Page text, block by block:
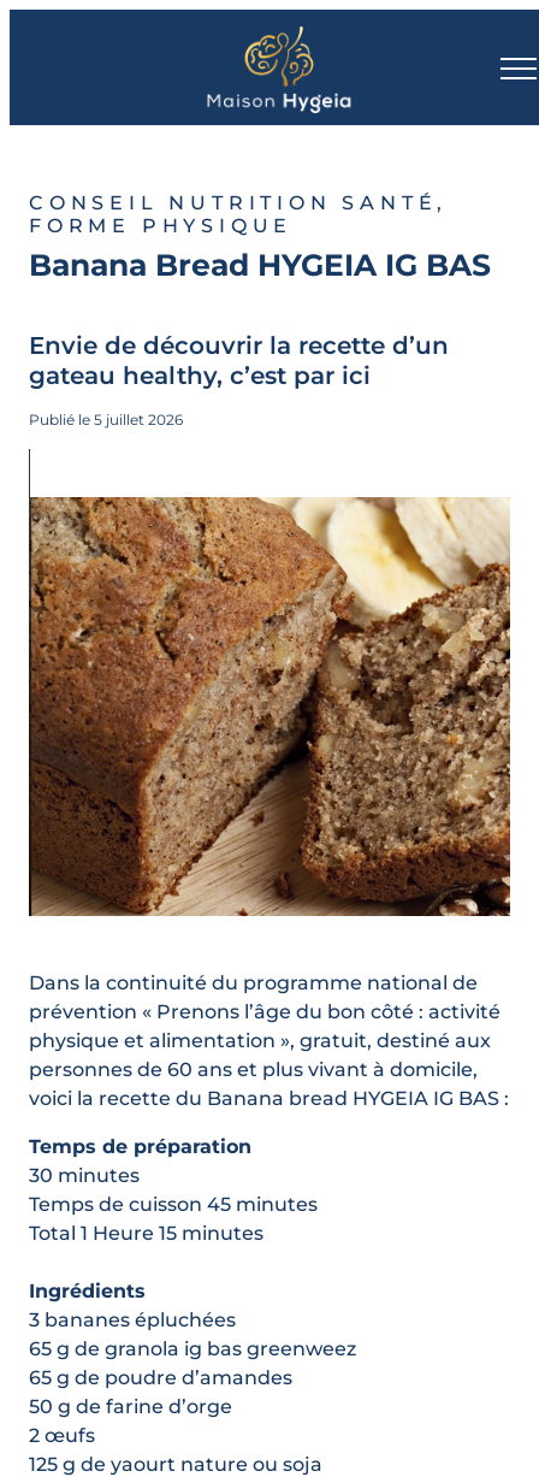
CONSEIL NUTRITION SANTÉ,
FORME PHYSIQUE
Banana Bread HYGEIA IG BAS
Envie de découvrir la recette d’un
gateau healthy, c’est par ici
Publié le 5 juillet 2026
Dans la continuité du programme national de
prévention « Prenons l’âge du bon côté : activité
physique et alimentation », gratuit, destiné aux
personnes de 60 ans et plus vivant à domicile,
voici la recette du Banana bread HYGEIA IG BAS :
Temps de préparation
30 minutes
Temps de cuisson 45 minutes
Total 1 Heure 15 minutes
Ingrédients
3 bananes épluchées
65 g de granola ig bas greenweez
65 g de poudre d’amandes
50 g de farine d’orge
2 œufs
125 g de yaourt nature ou soja